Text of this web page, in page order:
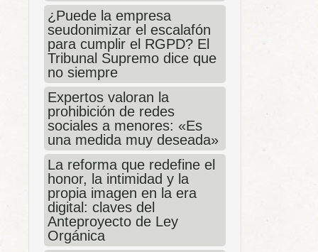
¿Puede la empresa
seudonimizar el escalafón
para cumplir el RGPD? El
Tribunal Supremo dice que
no siempre
Expertos valoran la
prohibición de redes
sociales a menores: «Es
una medida muy deseada»
La reforma que redefine el
honor, la intimidad y la
propia imagen en la era
digital: claves del
Anteproyecto de Ley
Orgánica